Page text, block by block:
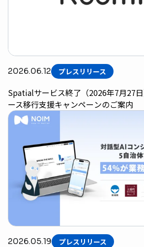
2026.06.12 プレスリリース
Spatialサービス終了（2026年7月27
ース移行支援キャンペーンのご案内
2026.05.19 プレスリリース